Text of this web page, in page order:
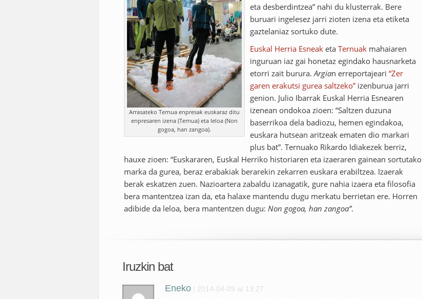
Arrasateko Ternua enpresak euskaraz ditu
enpresaren izena (Ternua) eta leloa (Non
gogoa, han zangoa).
eta desberdintzea” nahi du klusterrak. Bere
buruari ingelesez jarri zioten izena eta etiketa
gaztelaniaz sortuko dute.
Euskal Herria Esneak eta Ternuak mahaiaren
inguruan iaz gai honetaz egindako hausnarketa
etorri zait burura.Argian erreportajeari “Zer
garen erakutsi gurea saltzeko” izenburua jarri
genion. Julio Ibarrak Euskal Herria Esnearen
izenean ondokoa zioen: “Saltzen duzuna
baserrikoa dela badiozu, hemen egindakoa,
euskara hutsean aritzeak ematen dio markari
plus bat”. Ternuako Rikardo Idiakezek berriz,
hauxe zioen: “Euskararen, Euskal Herriko historiaren eta izaeraren gainean sortutako
marka da gurea, beraz erabakiak berarekin zekarren euskara erabiltzea. Izaerak
berak eskatzen zuen. Nazioartera zabaldu izanagatik, gure nahia izaera eta filosofia
bera mantentzea izan da, eta halaxe mantendu dugu merkatu berrietan ere. Horren
adibide da leloa, bera mantentzen dugu: Non gogoa, han zangoa”.
Iruzkin bat
Eneko 2014-04-09 at 13:27